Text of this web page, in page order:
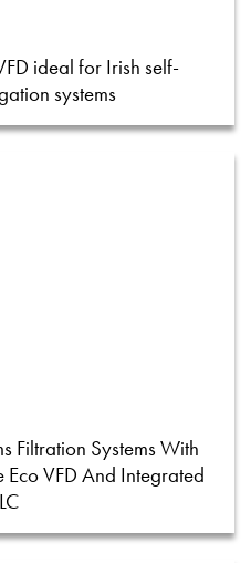
ideal for Irish self-
systems
Filtration Systems With
VFD And Integrated